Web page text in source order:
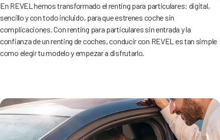
En REVEL hemos transformado el renting para particulares: digital,
sencillo y con todo incluido, para que estrenes coche sin
complicaciones. Con renting para particulares sin entrada y la
confianza de un renting de coches, conducir con REVEL es tan simple
como elegir tu modelo y empezar a disfrutarlo.